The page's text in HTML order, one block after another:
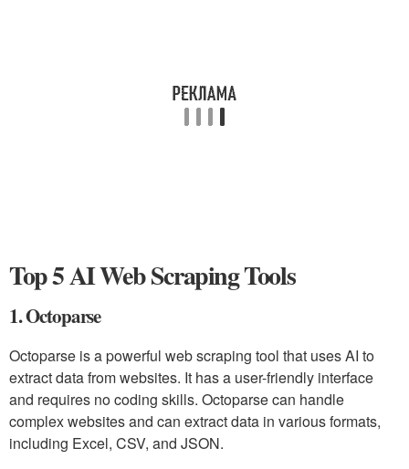
Top 5 AI Web Scraping Tools
1. Octoparse
Octoparse is a powerful web scraping tool that uses AI to
extract data from websites. It has a user-friendly interface
and requires no coding skills. Octoparse can handle
complex websites and can extract data in various formats,
including Excel, CSV, and JSON.